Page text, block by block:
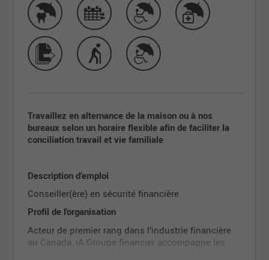
Travaillez en alternance de la maison ou à nos
bureaux selon un horaire flexible afin de faciliter la
conciliation travail et vie familiale
Description d’emploi
Conseiller(ère) en sécurité financière
Profil de l'organisation
Acteur de premier rang dans l’industrie financière
au Canada, iA Groupe financier accompagne les